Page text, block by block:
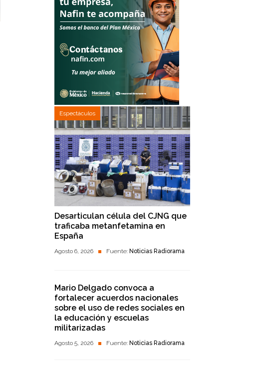
Espectáculos
Desarticulan célula del CJNG que
traficaba metanfetamina en
España
Agosto 6, 2026 Fuente: Noticias Radiorama
Mario Delgado convoca a
fortalecer acuerdos nacionales
sobre el uso de redes sociales en
la educación y escuelas
militarizadas
Agosto 5, 2026 Fuente: Noticias Radiorama